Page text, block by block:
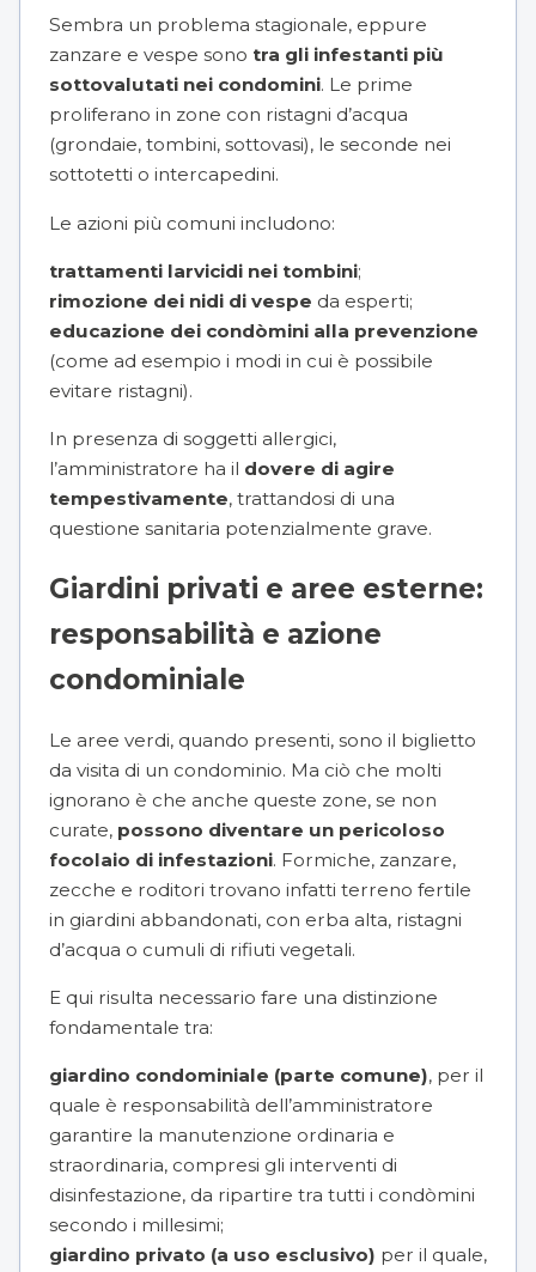
Sembra un problema stagionale, eppure
zanzare e vespe sono tra gli infestanti più
sottovalutati nei condomini. Le prime
proliferano in zone con ristagni d’acqua
(grondaie, tombini, sottovasi), le seconde nei
sottotetti o intercapedini.
Le azioni più comuni includono:
trattamenti larvicidi nei tombini;
rimozione dei nidi di vespe da esperti;
educazione dei condòmini alla prevenzione
(come ad esempio i modi in cui è possibile
evitare ristagni).
In presenza di soggetti allergici,
l’amministratore ha il dovere di agire
tempestivamente, trattandosi di una
questione sanitaria potenzialmente grave.
Giardini privati e aree esterne:
responsabilità e azione
condominiale
Le aree verdi, quando presenti, sono il biglietto
da visita di un condominio. Ma ciò che molti
ignorano è che anche queste zone, se non
curate, possono diventare un pericoloso
focolaio di infestazioni. Formiche, zanzare,
zecche e roditori trovano infatti terreno fertile
in giardini abbandonati, con erba alta, ristagni
d’acqua o cumuli di rifiuti vegetali.
E qui risulta necessario fare una distinzione
fondamentale tra:
giardino condominiale (parte comune), per il
quale è responsabilità dell’amministratore
garantire la manutenzione ordinaria e
straordinaria, compresi gli interventi di
disinfestazione, da ripartire tra tutti i condòmini
secondo i millesimi;
giardino privato (a uso esclusivo) per il quale,